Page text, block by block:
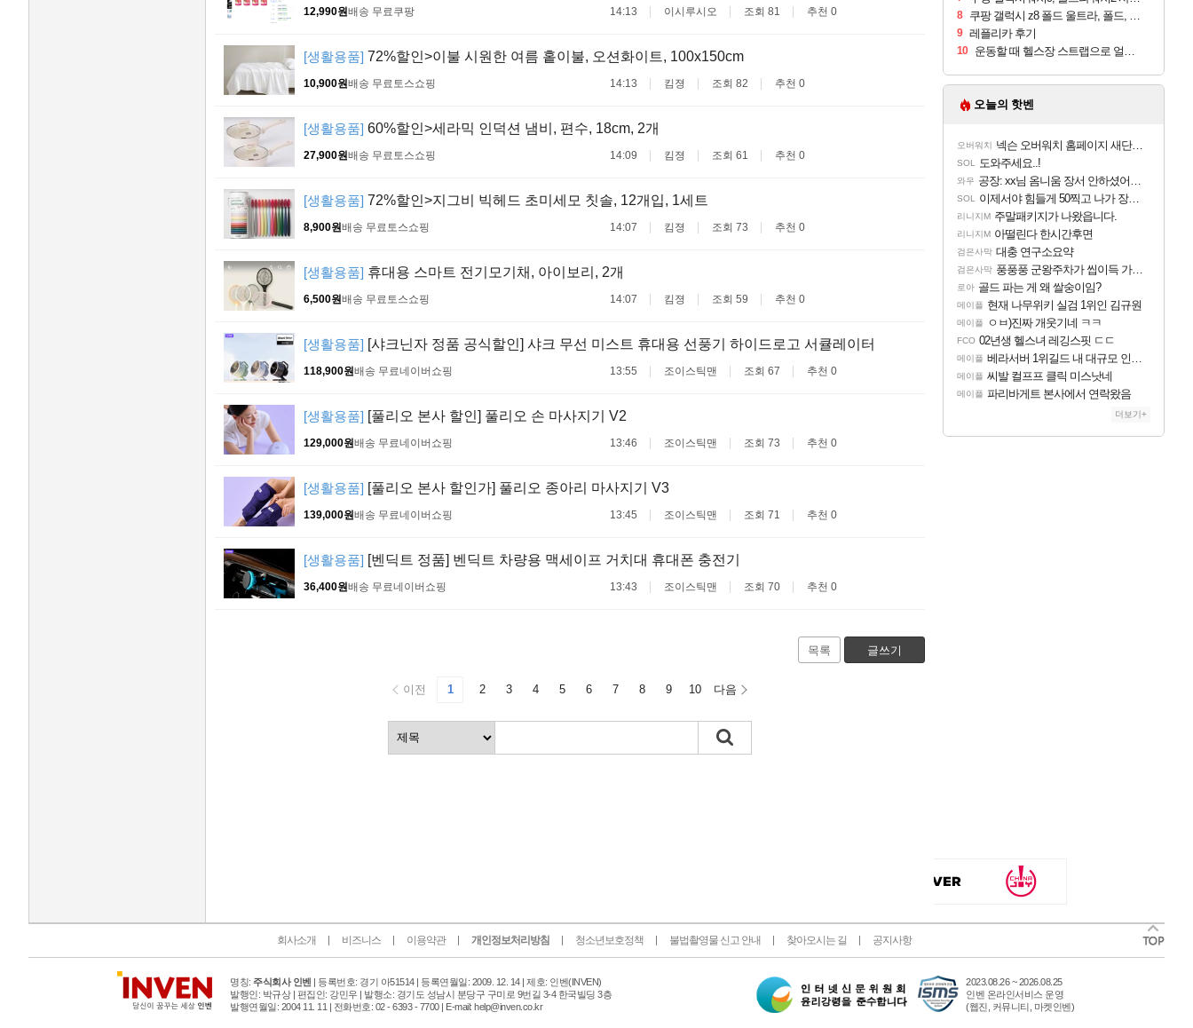
12,990원배송 무료 쿠팡 14:13 이시루시오 조회 81 추천 0
[생활용품] 72%할인>이불 시원한 여름 홑이불, 오션화이트, 100x150cm
10,900원배송 무료 토스쇼핑 14:13 킴졍 조회 82 추천 0
[생활용품] 60%할인>세라믹 인덕션 냄비, 편수, 18cm, 2개
27,900원배송 무료 토스쇼핑 14:09 킴졍 조회 61 추천 0
[생활용품] 72%할인>지그비 빅헤드 초미세모 칫솔, 12개입, 1세트
8,900원배송 무료 토스쇼핑 14:07 킴졍 조회 73 추천 0
[생활용품] 휴대용 스마트 전기모기채, 아이보리, 2개
6,500원배송 무료 토스쇼핑 14:07 킴졍 조회 59 추천 0
[생활용품] [샤크닌자 정품 공식할인] 샤크 무선 미스트 휴대용 선풍기 하이드로고 서큘레이터
118,900원배송 무료네이버쇼핑 13:55 조이스틱맨 조회 67 추천 0
[생활용품] [풀리오 본사 할인] 풀리오 손 마사지기 V2
129,000원배송 무료네이버쇼핑 13:46 조이스틱맨 조회 73 추천 0
[생활용품] [풀리오 본사 할인가] 풀리오 종아리 마사지기 V3
139,000원배송 무료네이버쇼핑 13:45 조이스틱맨 조회 71 추천 0
[생활용품] [벤딕트 정품] 벤딕트 차량용 맥세이프 거치대 휴대폰 충전기
36,400원배송 무료네이버쇼핑 13:43 조이스틱맨 조회 70 추천 0
목록 글쓰기
이전 1 2 3 4 5 6 7 8 9 10 다음
8 쿠팡 갤럭시 z8 폴드 울트라, 폴드, 플립 사전예약
9 레플리카 후기
10 운동할 때 헬스장 스트랩으로 얼굴 만졌다가 볼 뒤집어짐
오늘의 핫벤
오버워치 넥슨 오버워치 홈페이지 새단장!!
SOL 도와주세요..!
와우 공장: xx님 옴니움 장서 안하셨어요?
SOL 이제서야 힘들게 50찍고 나가 장궁 받았는데...
리니지M 주말패키지가 나왔읍니다.
리니지M 아떨린다 한시간후면
검은사막 대충 연구소요약
검은사막 풍풍풍 군왕주차가 씹이득 가성비라고 ????
로아 골드 파는 게 왜 쌀숭이임?
메이플 현재 나무위키 실검 1위인 김규원
메이플 ㅇㅂ)진짜 개웃기네 ㅋㅋ
FCO 02년생 헬스녀 레깅스핏 ㄷㄷ
메이플 베라서버 1위길드 내 대규모 인원이탈종용 추정사건
메이플 씨발 컬프프 클릭 미스낫네
메이플 파리바게트 본사에서 연락왔음
더보기+
회사소개 비즈니스 이용약관 개인정보처리방침 청소년보호정책 불법촬영물 신고 안내 찾아오시는 길 공지사항
명칭: 주식회사 인벤 | 등록번호: 경기 아51514 | 등록연월일: 2009. 12. 14 | 제호: 인벤(INVEN)
발행인: 박규상 | 편집인: 강민우 | 발행소: 경기도 성남시 분당구 구미로 9번길 3-4 한국빌딩 3층
발행연월일: 2004 11. 11 | 전화번호: 02 - 6393 - 7700 | E-mail: help@inven.co.kr
터
넷
2023.08.26 ~ 2026.08.25
인벤 온라인서비스 운영
(웹진, 커뮤니티, 마켓인벤)